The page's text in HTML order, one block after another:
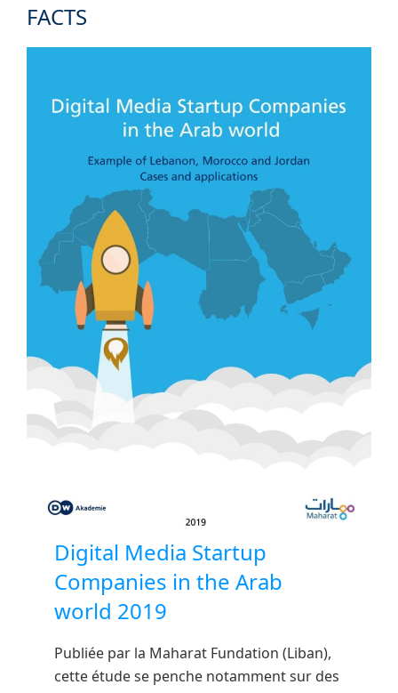
FACTS
Digital Media Startup
Companies in the Arab
world 2019
Publiée par la Maharat Fundation (Liban),
cette étude se penche notamment sur des